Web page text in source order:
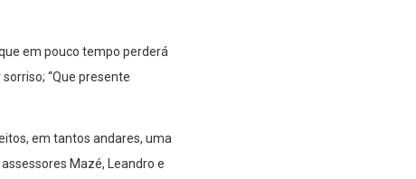
em pouco tempo perderá
“Que presente
em tantos andares, uma
Mazé, Leandro e